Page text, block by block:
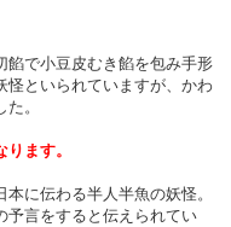
餡で小豆皮むき餡を包み手形
怪といられていますが、かわ
。
ます。
に伝わる半人半魚の妖怪。
予言をすると伝えられてい